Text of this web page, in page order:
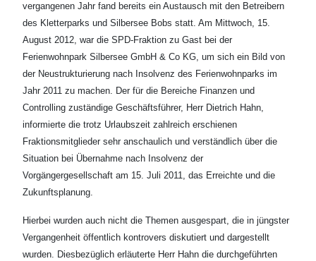
vergangenen Jahr fand bereits ein Austausch mit den Betreibern
des Kletterparks und Silbersee Bobs statt. Am Mittwoch, 15.
August 2012, war die SPD-Fraktion zu Gast bei der
Ferienwohnpark Silbersee GmbH & Co KG, um sich ein Bild von
der Neustrukturierung nach Insolvenz des Ferienwohnparks im
Jahr 2011 zu machen. Der für die Bereiche Finanzen und
Controlling zuständige Geschäftsführer, Herr Dietrich Hahn,
informierte die trotz Urlaubszeit zahlreich erschienen
Fraktionsmitglieder sehr anschaulich und verständlich über die
Situation bei Übernahme nach Insolvenz der
Vorgängergesellschaft am 15. Juli 2011, das Erreichte und die
Zukunftsplanung.
Hierbei wurden auch nicht die Themen ausgespart, die in jüngster
Vergangenheit öffentlich kontrovers diskutiert und dargestellt
wurden. Diesbezüglich erläuterte Herr Hahn die durchgeführten